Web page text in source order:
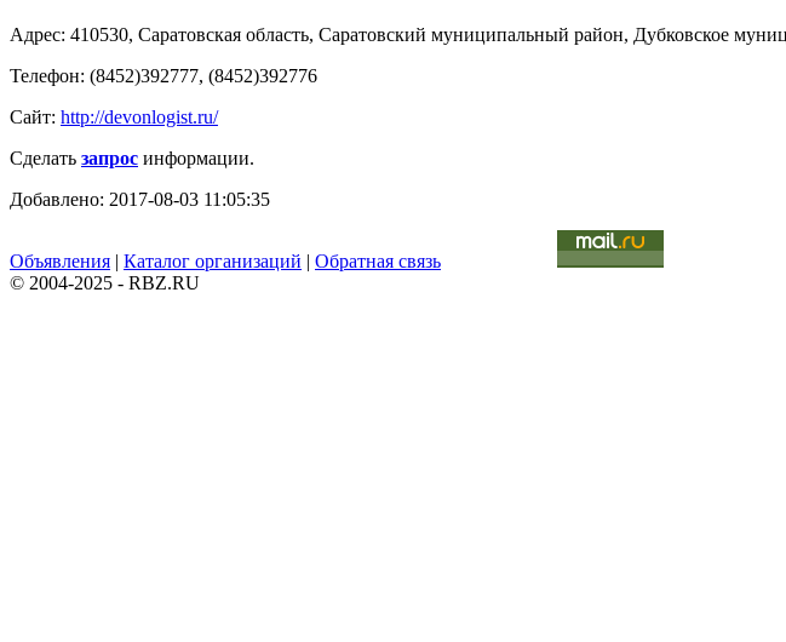
Адрес: 410530, Саратовская область, Саратовский муниципальный район, Дубковское
Телефон: (8452)392777, (8452)392776
Сайт: http://devonlogist.ru/
Сделать запрос информации.
Добавлено: 2017-08-03 11:05:35
Объявления | Каталог организаций | Обратная связь
© 2004-2025 - RBZ.RU